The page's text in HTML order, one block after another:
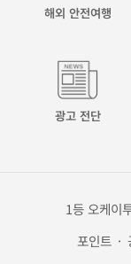
해외 안전여행
광고 전단
1등 오케이
포인트 ·